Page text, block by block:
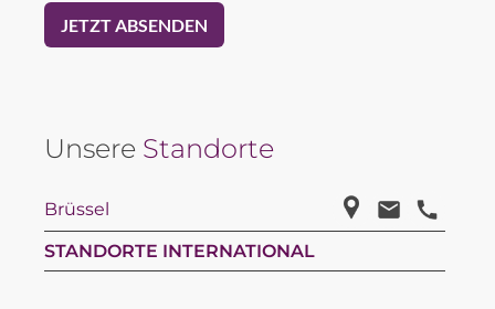
Unsere Standorte
Brüssel
STANDORTE INTERNATIONAL